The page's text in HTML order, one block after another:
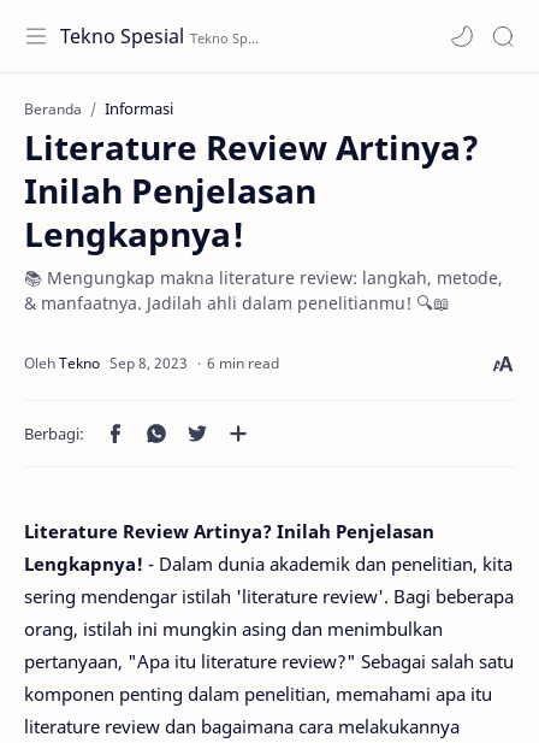
Tekno Spesial
Beranda Informasi
Literature Review Artinya?
Inilah Penjelasan
Lengkapnya!
📚 Mengungkap makna literature review: langkah, metode,
& manfaatnya. Jadilah ahli dalam penelitianmu! 🔍📖
6 min read
Literature Review Artinya? Inilah Penjelasan
Lengkapnya! - Dalam dunia akademik dan penelitian, kita
sering mendengar istilah 'literature review'. Bagi beberapa
orang, istilah ini mungkin asing dan menimbulkan
pertanyaan, "Apa itu literature review?" Sebagai salah satu
komponen penting dalam penelitian, memahami apa itu
literature review dan bagaimana cara melakukannya